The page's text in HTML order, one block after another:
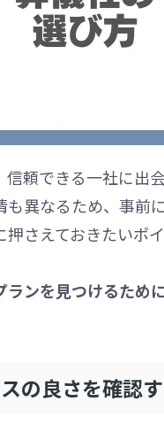
頼できる一社に出
も異なるため、事前
さえておきたいポ
ランを見つけるため
の良さを確認